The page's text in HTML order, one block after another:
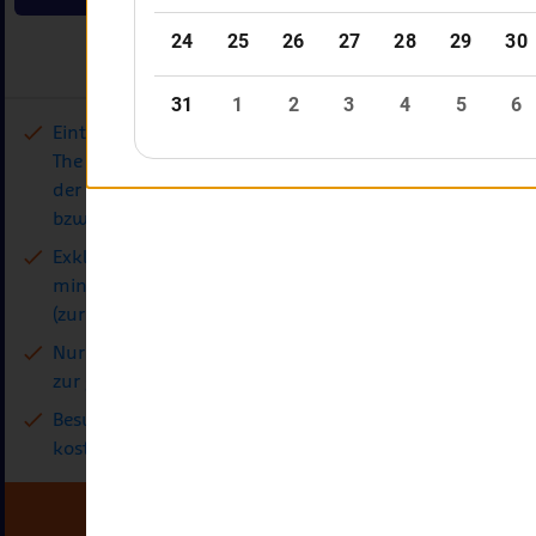
Details
Eintritt ins SEA LIFE München (Behind
The Scenes findet 90 Minuten nach
der Einlasszeit statt, d.h. 13.15 Uhr
bzw. 16.15 Uhr)
Exklusive Einblicke in der 45-
minütigen Behind the Scenes Tour
(zur ausgewählten Uhrzeit)
Nur gültig am gebuchten Tag und
zur gebuchten Uhrzeit
Besuchsdatum kann einmal
kostenfrei geändert werden